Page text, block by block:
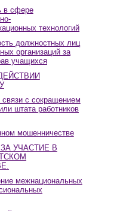
в сфере
технологий
должностных лиц
организаций за
учащихся
связи с сокращением
штата работников
мошенничестве
УЧАСТИЕ В
межнациональных